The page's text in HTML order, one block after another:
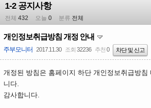
1-2 공지사항
전체 432 오늘 0 분류 전체
개인정보취급방침 개정 안내
주부모니터 2017.11.30 조회 32236 추천 0 차단 및 신고
개정된 방침은 홈페이지 하단 개인정보취급방침
니다.
감사합니다.